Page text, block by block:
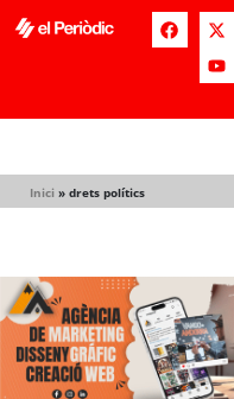
Inici » drets polítics